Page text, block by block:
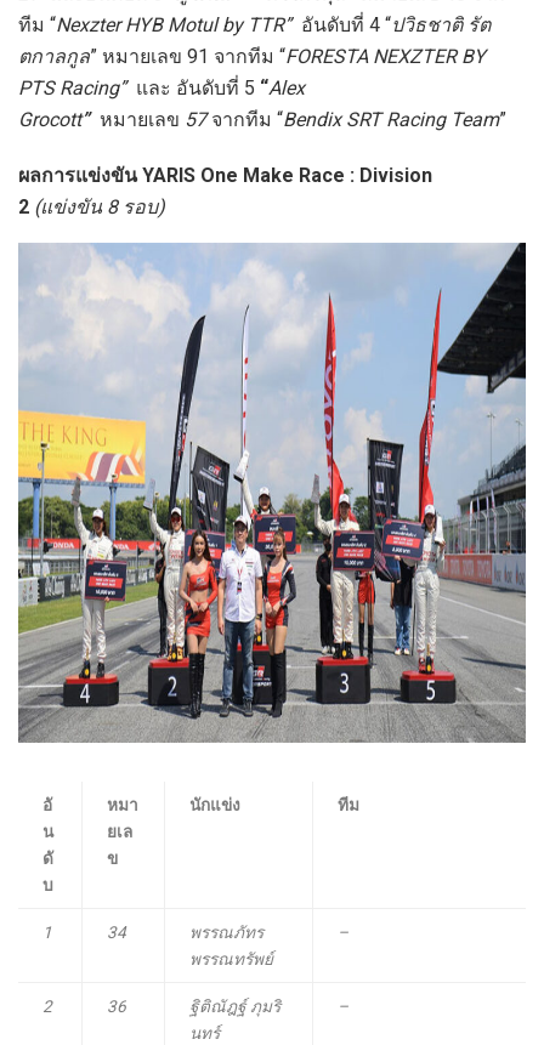
ทีม “Nexzter HYB Motul by TTR”อันดับที่ 4 “ปวิธชาติ รัต
ตกาลกูล” หมายเลข 91 จากทีม “FORESTA NEXZTER BY
PTS Racing”และ อันดับที่ 5 “Alex
Grocott” หมายเลข 57จากทีม “Bendix SRT Racing Team”
ผลการแข่งขันYARIS One Make Race : Division
2 (แข่งขัน 8 รอบ)
อั
น
ดั
บ
หมา
ยเล
ข
นักแข่ง ทีม
1 34
พรรณภัทร
พรรณทรัพย์
–
2 36
ฐิติณัฎฐ์ ภุมริ
นทร์
–